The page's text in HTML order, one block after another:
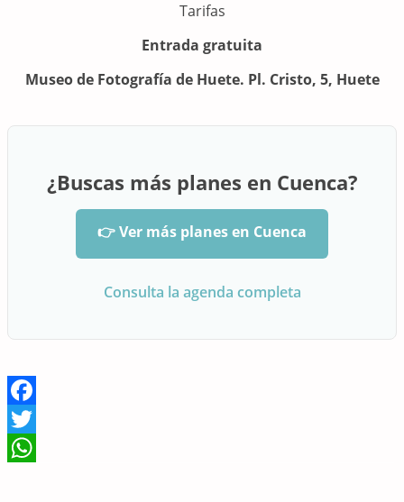
Tarifas
Entrada gratuita
Museo de Fotografía de Huete. Pl. Cristo, 5, Huete
¿Buscas más planes en Cuenca?
👉 Ver más planes en Cuenca
Consulta la agenda completa
Facebook
Twitter